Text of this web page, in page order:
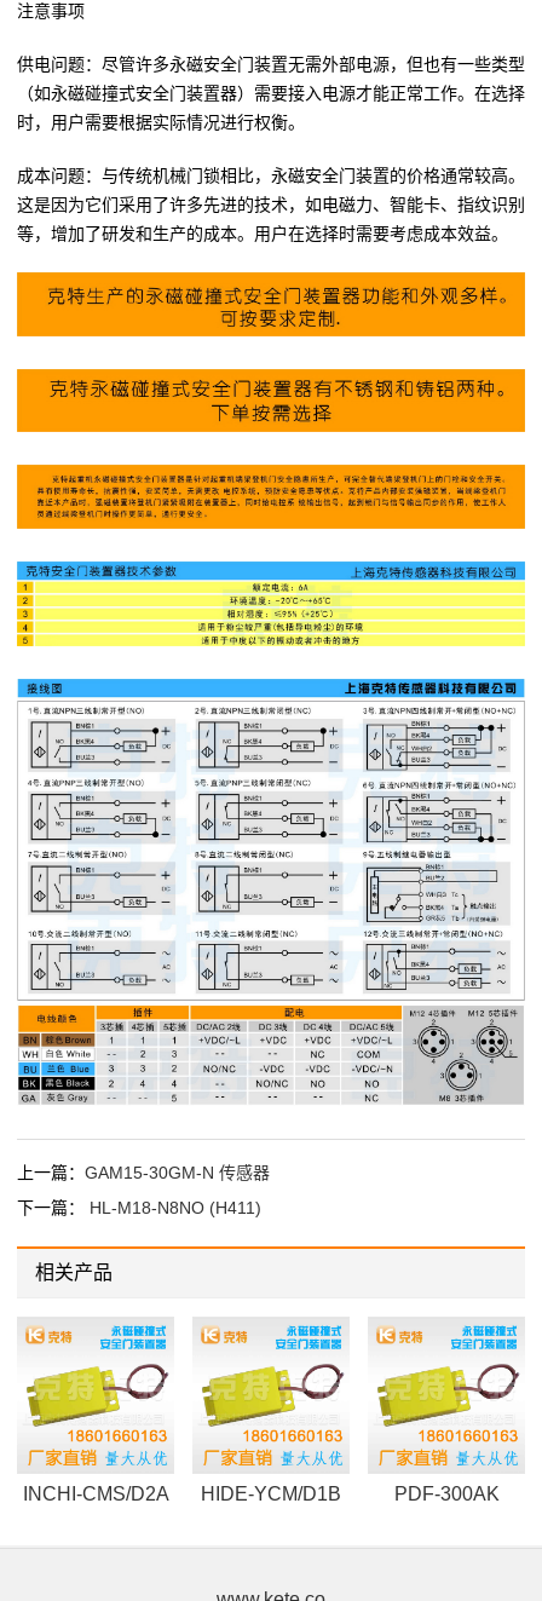
注意事项
供电问题：尽管许多永磁安全门装置无需外部电源，但也有一些类型
（如永磁碰撞式安全门装置器）需要接入电源才能正常工作。在选择
时，用户需要根据实际情况进行权衡。
成本问题：与传统机械门锁相比，永磁安全门装置的价格通常较高。
这是因为它们采用了许多先进的技术，如电磁力、智能卡、指纹识别
等，增加了研发和生产的成本。用户在选择时需要考虑成本效益。
上一篇： GAM15-30GM-N 传感器
下一篇： HL-M18-N8NO (H411)
相关产品
INCHI-CMS/D2A HIDE-YCM/D1B PDF-300AK